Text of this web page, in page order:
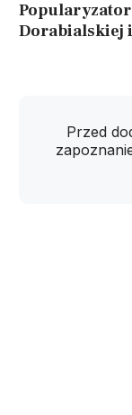
Dorabialskiej
Przed